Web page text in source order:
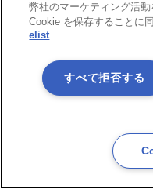
弊社のマーケティング活
Cookie を保存することに
elist
すべて拒否する